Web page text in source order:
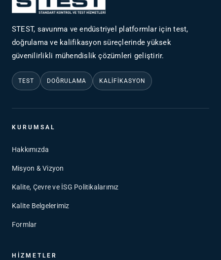
STEST, savunma ve endüstriyel platformlar için test,
doğrulama ve kalifikasyon süreçlerinde yüksek
güvenilirlikli mühendislik çözümleri geliştirir.
TEST DOĞRULAMA KALIFIKASYON
KURUMSAL
Hakkımızda
Misyon & Vizyon
Kalite, Çevre ve İSG Politikalarımız
Kalite Belgelerimiz
Formlar
HIZMETLER